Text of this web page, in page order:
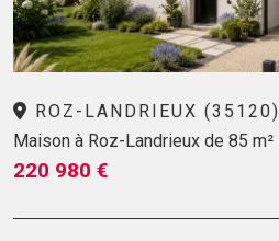
ROZ-LANDRIEUX (35120)
Maison à Roz-Landrieux de 85 m²
220 980 €